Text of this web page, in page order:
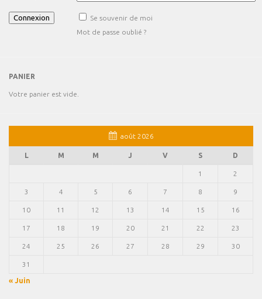
Se souvenir de moi
Mot de passe oublié ?
PANIER
Votre panier est vide.
août 2026
L M M J V S D
1 2
3 4 5 6 7 8 9
10 11 12 13 14 15 16
17 18 19 20 21 22 23
24 25 26 27 28 29 30
31
« Juin